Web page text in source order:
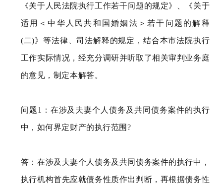
《关于人民法院执行工作若干问题的规定》、《关于
适用＜中华人民共和国婚姻法＞若干问题的解释
(二)》等法律、司法解释的规定，结合本市法院执行
工作实际情况，经充分调研并听取了相关审判业务庭
的意见，制定本解答。
问题1：在涉及夫妻个人债务及共同债务案件的执行
中，如何界定财产的执行范围?
答：在涉及夫妻个人债务及共同债务案件的执行中，
执行机构首先应就债务性质作出判断，再根据债务性